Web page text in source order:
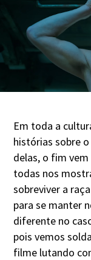
Em toda a
histórias sobre
delas, o fim
todas nos
sobreviver a
para se manter
diferente no
pois vemos
filme lutando